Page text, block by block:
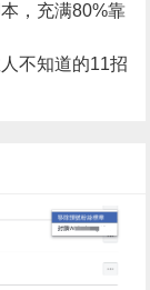
，充满80%靠
不知道的11招